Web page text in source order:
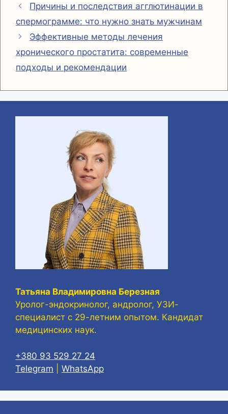
pL
i
n
k
р
а
в
и
т
ь
Причины и последствия агглютинации в
спермограмме: что нужно знать мужчинам
Эффективные методы лечения
хронического простатита: современные
подходы и рекомендации
Татьяна Владимировна Березная
Уролог-эндокринолог, андролог, УЗИ-
специалист с 29-летним опытом. Кандидат
медицинских наук.
+380 93 529 27 24
Telegram
WhatsApp